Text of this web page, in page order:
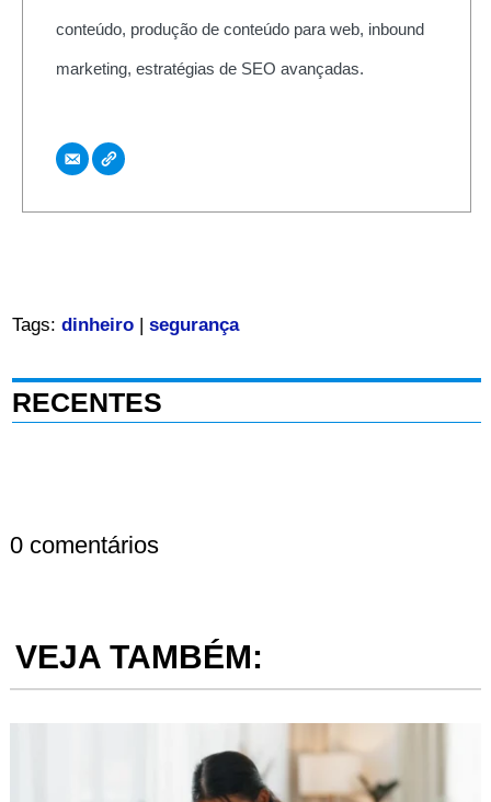
conteúdo, produção de conteúdo para web, inbound
marketing, estratégias de SEO avançadas.
Tags: dinheiro| segurança
RECENTES
0 comentários
VEJA TAMBÉM: